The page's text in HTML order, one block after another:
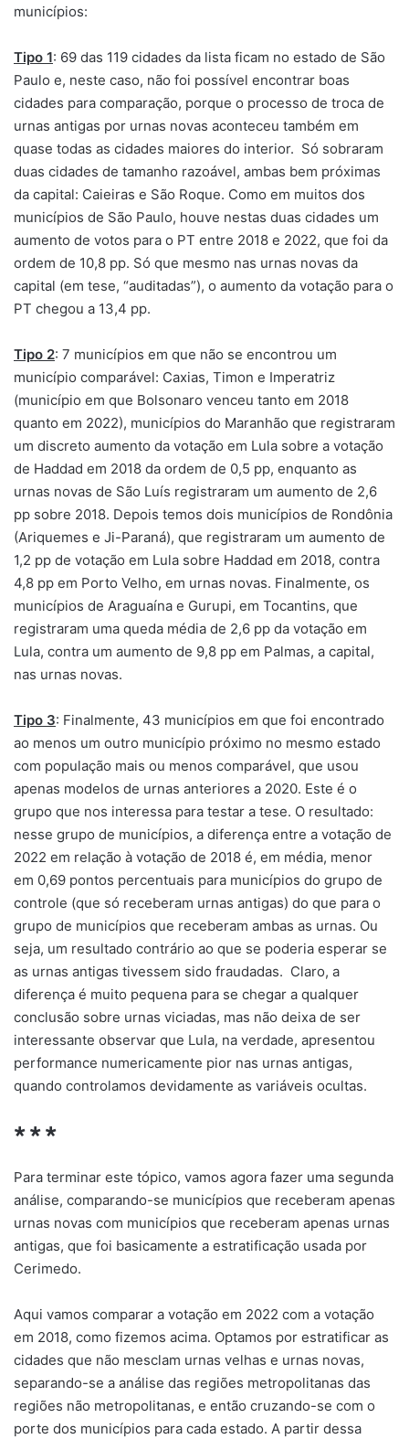
municípios:
Tipo 1: 69 das 119 cidades da lista ficam no estado de São
Paulo e, neste caso, não foi possível encontrar boas
cidades para comparação, porque o processo de troca de
urnas antigas por urnas novas aconteceu também em
quase todas as cidades maiores do interior. Só sobraram
duas cidades de tamanho razoável, ambas bem próximas
da capital: Caieiras e São Roque. Como em muitos dos
municípios de São Paulo, houve nestas duas cidades um
aumento de votos para o PT entre 2018 e 2022, que foi da
ordem de 10,8 pp. Só que mesmo nas urnas novas da
capital (em tese, “auditadas”), o aumento da votação para o
PT chegou a 13,4 pp.
Tipo 2: 7 municípios em que não se encontrou um
município comparável: Caxias, Timon e Imperatriz
(município em que Bolsonaro venceu tanto em 2018
quanto em 2022), municípios do Maranhão que registraram
um discreto aumento da votação em Lula sobre a votação
de Haddad em 2018 da ordem de 0,5 pp, enquanto as
urnas novas de São Luís registraram um aumento de 2,6
pp sobre 2018. Depois temos dois municípios de Rondônia
(Ariquemes e Ji-Paraná), que registraram um aumento de
1,2 pp de votação em Lula sobre Haddad em 2018, contra
4,8 pp em Porto Velho, em urnas novas. Finalmente, os
municípios de Araguaína e Gurupi, em Tocantins, que
registraram uma queda média de 2,6 pp da votação em
Lula, contra um aumento de 9,8 pp em Palmas, a capital,
nas urnas novas.
Tipo 3: Finalmente, 43 municípios em que foi encontrado
ao menos um outro município próximo no mesmo estado
com população mais ou menos comparável, que usou
apenas modelos de urnas anteriores a 2020. Este é o
grupo que nos interessa para testar a tese. O resultado:
nesse grupo de municípios, a diferença entre a votação de
2022 em relação à votação de 2018 é, em média, menor
em 0,69 pontos percentuais para municípios do grupo de
controle (que só receberam urnas antigas) do que para o
grupo de municípios que receberam ambas as urnas. Ou
seja, um resultado contrário ao que se poderia esperar se
as urnas antigas tivessem sido fraudadas. Claro, a
diferença é muito pequena para se chegar a qualquer
conclusão sobre urnas viciadas, mas não deixa de ser
interessante observar que Lula, na verdade, apresentou
performance numericamente pior nas urnas antigas,
quando controlamos devidamente as variáveis ocultas.
🞴 🞴 🞴
Para terminar este tópico, vamos agora fazer uma segunda
análise, comparando-se municípios que receberam apenas
urnas novas com municípios que receberam apenas urnas
antigas, que foi basicamente a estratificação usada por
Cerimedo.
Aqui vamos comparar a votação em 2022 com a votação
em 2018, como fizemos acima. Optamos por estratificar as
cidades que não mesclam urnas velhas e urnas novas,
separando-se a análise das regiões metropolitanas das
regiões não metropolitanas, e então cruzando-se com o
porte dos municípios para cada estado. A partir dessa